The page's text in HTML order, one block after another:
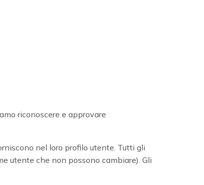
riconoscere e approvare
nel loro profilo utente. Tutti gli
utente che non possono cambiare). Gli